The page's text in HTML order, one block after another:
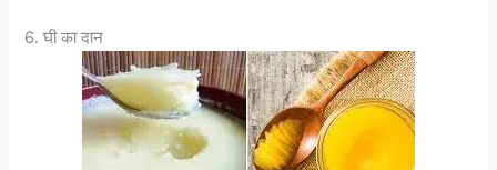
6. घी का दान